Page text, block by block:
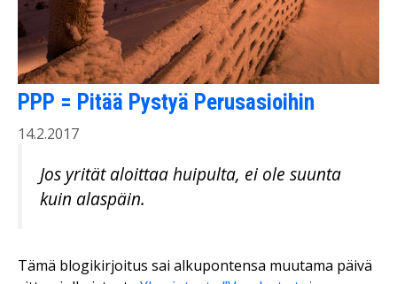
PPP = Pitää Pystyä Perusasioihin
14.2.2017
Jos yrität aloittaa huipulta, ei ole suunta
kuin alaspäin.
Tämä blogikirjoitus sai alkupontensa muutama päivä